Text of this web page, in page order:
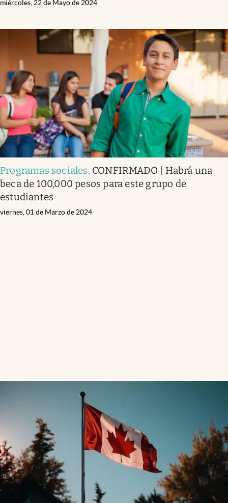
miércoles, 22 de Mayo de 2024
Programas sociales. CONFIRMADO | Habrá una
beca de 100,000 pesos para este grupo de
estudiantes
viernes, 01 de Marzo de 2024